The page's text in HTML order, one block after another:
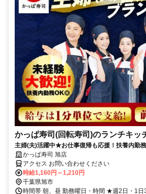
かっぱ寿司(回転寿司)のランチキッ
主婦(夫)活躍中★お仕事復帰も応援！扶養内勤
時間OK★履歴書不要
かっぱ寿司 旭店
アクセス お問い合わせください
時給1,160円～1,210円
千葉県旭市
時間帯 朝、昼 勤務曜日・時間 ★週2日・1